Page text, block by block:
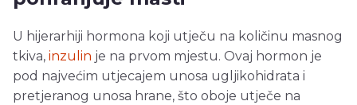
U hijerarhiji hormona koji utječu na količinu masnog
tkiva, inzulin je na prvom mjestu. Ovaj hormon je
pod najvećim utjecajem unosa ugljikohidrata i
pretjeranog unosa hrane, što oboje utječe na